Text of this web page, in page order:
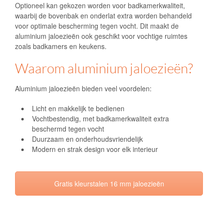
Optioneel kan gekozen worden voor badkamerkwaliteit,
waarbij de bovenbak en onderlat extra worden behandeld
voor optimale bescherming tegen vocht. Dit maakt de
aluminium jaloezieën ook geschikt voor vochtige ruimtes
zoals badkamers en keukens.
Waarom aluminium jaloezieën?
Aluminium jaloezieën bieden veel voordelen:
Licht en makkelijk te bedienen
Vochtbestendig, met badkamerkwaliteit extra
beschermd tegen vocht
Duurzaam en onderhoudsvriendelijk
Modern en strak design voor elk interieur
Gratis kleurstalen 16 mm jaloezieën